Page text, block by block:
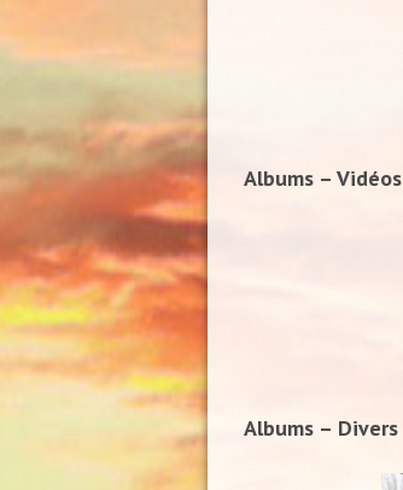
Albums – Vidéos
Albums – Divers